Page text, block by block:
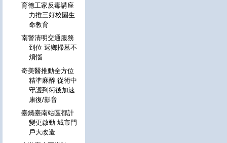
育德工家反毒講座
力推三好校園生
命教育
南警清明交通服務
到位 返鄉掃墓不
煩惱
奇美醫推動全方位
精準麻醉 從術中
守護到術後加速
康復/影音
臺鐵臺南站區都計
變更啟動 城市門
戶大改造